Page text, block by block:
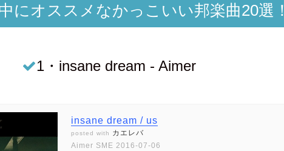
にオススメなかっこいい邦楽曲20選！
1・insane dream - Aimer
insane dream / us
posted with
カエレバ
Aimer SME 2016-07-06